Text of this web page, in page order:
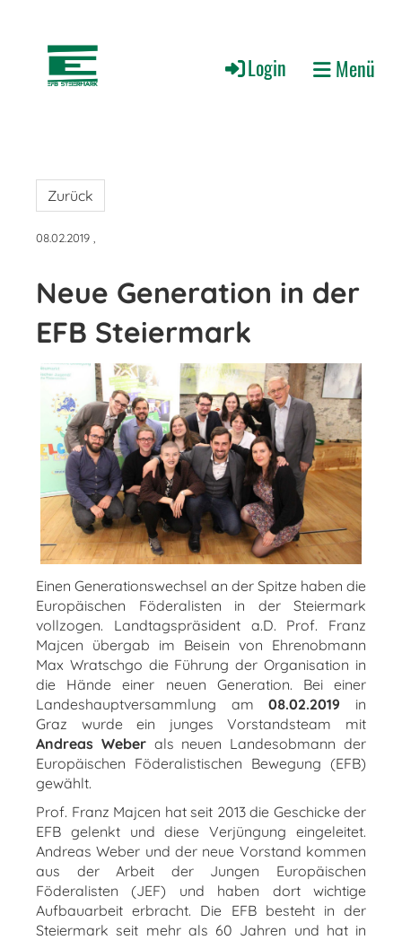
Login Menü
Zurück
08.02.2019
Neue Generation in der
EFB Steiermark
Einen Generationswechsel an der Spitze haben die
Europäischen Föderalisten in der Steiermark
vollzogen. Landtagspräsident a.D. Prof. Franz
Majcen übergab im Beisein von Ehrenobmann
Max Wratschgo die Führung der Organisation in
die Hände einer neuen Generation. Bei einer
Landeshauptversammlung am08.02.2019 in
Graz wurde ein junges Vorstandsteam mit
Andreas Weberals neuen Landesobmann der
Europäischen Föderalistischen Bewegung (EFB)
gewählt.
Prof. Franz Majcen hat seit 2013 die Geschicke der
EFB gelenkt und diese Verjüngung eingeleitet.
Andreas Weber und der neue Vorstand kommen
aus der Arbeit der Jungen Europäischen
Föderalisten (JEF) und haben dort wichtige
Aufbauarbeit erbracht. Die EFB besteht in der
Steiermark seit mehr als 60 Jahren und hat in